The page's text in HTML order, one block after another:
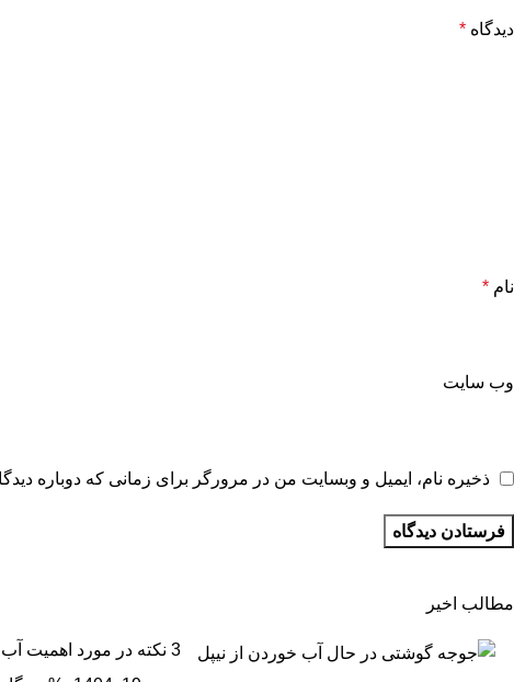
دیدگاه *
نام *
وب‌ سایت
ذخیره نام، ایمیل و وبسایت من در مرورگر برای زمانی که دوباره
مطالب اخیر
3 نکته در مورد اهمیت آب در پرورش مرغ گوشتی